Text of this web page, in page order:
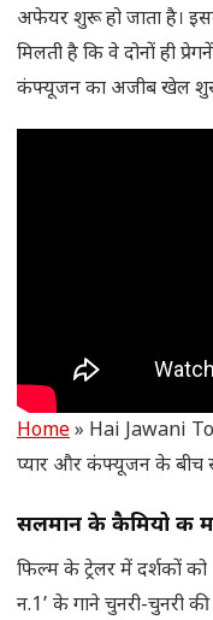
अफेयर शुरू हो जाता है।
मिलती है कि वे दोनों ही
कंफ्यूजन का अजीब खेल शुरू
Home» Hai Jawani
प्यार और कंफ्यूजन के बीच
सलमान के कैमियो की
फिल्म के ट्रेलर में दर्शकों
न.1’ के गाने चुनरी-चुनरी